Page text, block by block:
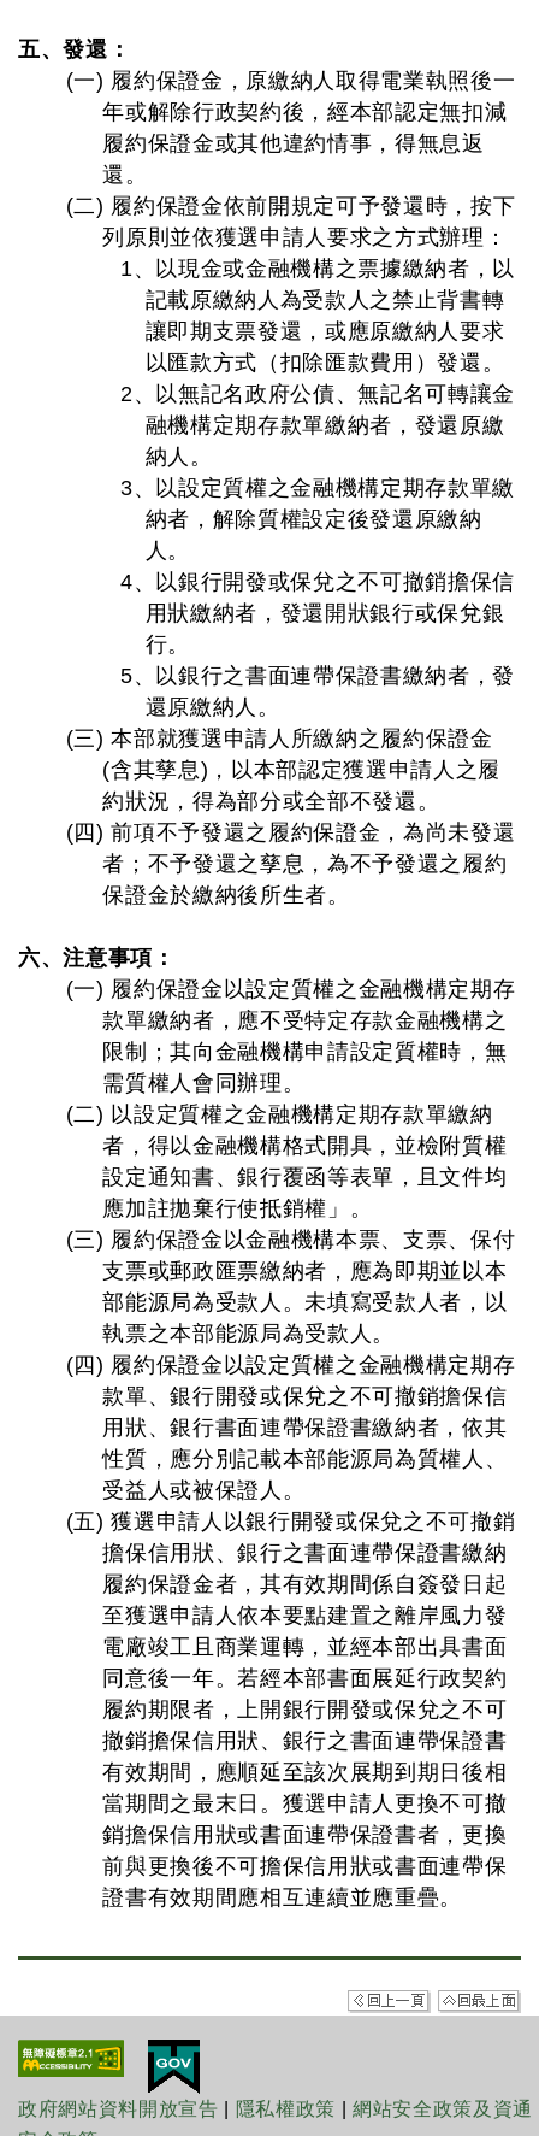
五、發還：
(一) 履約保證金，原繳納人取得電業執照後一
年或解除行政契約後，經本部認定無扣減
履約保證金或其他違約情事，得無息返
還。
(二) 履約保證金依前開規定可予發還時，按下
列原則並依獲選申請人要求之方式辦理：
1、以現金或金融機構之票據繳納者，以
記載原繳納人為受款人之禁止背書轉
讓即期支票發還，或應原繳納人要求
以匯款方式（扣除匯款費用）發還。
2、以無記名政府公債、無記名可轉讓金
融機構定期存款單繳納者，發還原繳
納人。
3、以設定質權之金融機構定期存款單繳
納者，解除質權設定後發還原繳納
人。
4、以銀行開發或保兌之不可撤銷擔保信
用狀繳納者，發還開狀銀行或保兌銀
行。
5、以銀行之書面連帶保證書繳納者，發
還原繳納人。
(三) 本部就獲選申請人所繳納之履約保證金
(含其孳息)，以本部認定獲選申請人之履
約狀況，得為部分或全部不發還。
(四) 前項不予發還之履約保證金，為尚未發還
者；不予發還之孳息，為不予發還之履約
保證金於繳納後所生者。
六、注意事項：
(一) 履約保證金以設定質權之金融機構定期存
款單繳納者，應不受特定存款金融機構之
限制；其向金融機構申請設定質權時，無
需質權人會同辦理。
(二) 以設定質權之金融機構定期存款單繳納
者，得以金融機構格式開具，並檢附質權
設定通知書、銀行覆函等表單，且文件均
應加註拋棄行使抵銷權」。
(三) 履約保證金以金融機構本票、支票、保付
支票或郵政匯票繳納者，應為即期並以本
部能源局為受款人。未填寫受款人者，以
執票之本部能源局為受款人。
(四) 履約保證金以設定質權之金融機構定期存
款單、銀行開發或保兌之不可撤銷擔保信
用狀、銀行書面連帶保證書繳納者，依其
性質，應分別記載本部能源局為質權人、
受益人或被保證人。
(五) 獲選申請人以銀行開發或保兌之不可撤銷
擔保信用狀、銀行之書面連帶保證書繳納
履約保證金者，其有效期間係自簽發日起
至獲選申請人依本要點建置之離岸風力發
電廠竣工且商業運轉，並經本部出具書面
同意後一年。若經本部書面展延行政契約
履約期限者，上開銀行開發或保兌之不可
撤銷擔保信用狀、銀行之書面連帶保證書
有效期間，應順延至該次展期到期日後相
當期間之最末日。獲選申請人更換不可撤
銷擔保信用狀或書面連帶保證書者，更換
前與更換後不可擔保信用狀或書面連帶保
證書有效期間應相互連續並應重疊。
政府網站資料開放宣告 隱私權政策 |網站安全政策及資通